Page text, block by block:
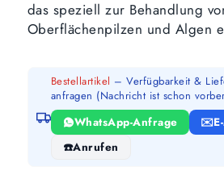
das speziell zur Behandlung
Oberflächenpilzen und Algen
Bestellartikel – Verfügbarkeit &
anfragen (Nachricht ist schon
WhatsApp-Anfrage
Anrufen